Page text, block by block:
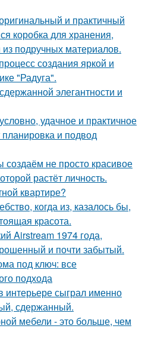
и практичный
коробка для хранения,
подручных материалов.
создания яркой и
"Радуга".
элегантности и
удачное и практичное
и подвод
не просто красивое
растёт личность.
квартире?
когда из, казалось бы,
красота.
Airstream 1974 года,
и почти забытый.
под ключ: все
подхода
интерьере сыграл именно
сдержанный.
мебели - это больше, чем